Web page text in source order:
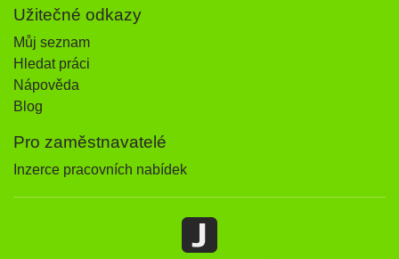
Užitečné odkazy
Můj seznam
Hledat práci
Nápověda
Blog
Pro zaměstnavatelé
Inzerce pracovních nabídek